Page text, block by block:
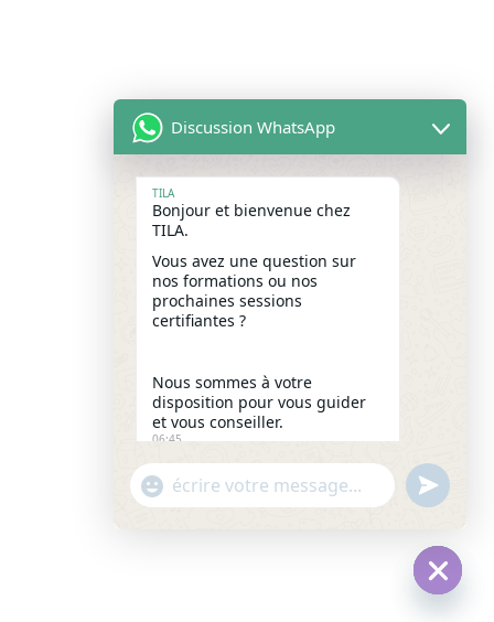
Hide
Discussion WhatsApp
TILA
Bonjour et bienvenue chez
TILA.
Vous avez une question sur
nos formations ou nos
prochaines sessions
certifiantes ?
Nous sommes à votre
disposition pour vous guider
et vous conseiller.
06:45
"+chaty_settings.lang.emoji_picker+"
WhatsApp